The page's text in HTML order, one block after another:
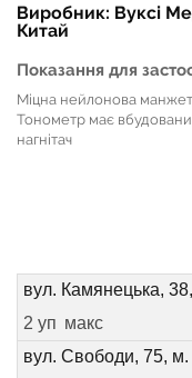
Виробник: Вуксі
Китай
Показання для
Міцна нейлонова
Тонометр має
нагнітач
вул. Камянецька,
2 уп макс
вул. Свободи, 75,